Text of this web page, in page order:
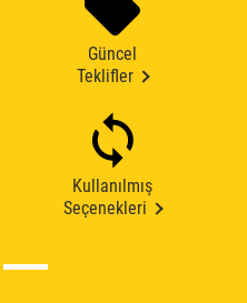
Güncel
Teklifler
Kullanılmış
Seçenekleri